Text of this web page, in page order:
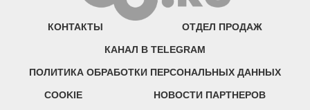
КОНТАКТЫ ОТДЕЛ ПРОДАЖ
КАНАЛ В TELEGRAM
ПОЛИТИКА ОБРАБОТКИ ПЕРСОНАЛЬНЫХ ДАННЫХ
COOKIE НОВОСТИ ПАРТНЕРОВ